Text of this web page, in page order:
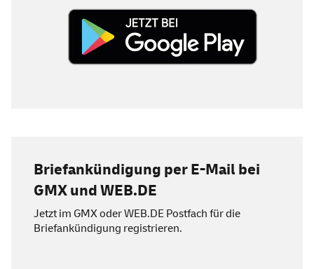
Briefankündigung per E-Mail bei
GMX undWEB.DE
Jetzt im GMX oderWEB.DE Postfach für die
Briefankündigung registrieren.